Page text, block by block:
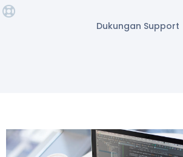
Dukungan Support